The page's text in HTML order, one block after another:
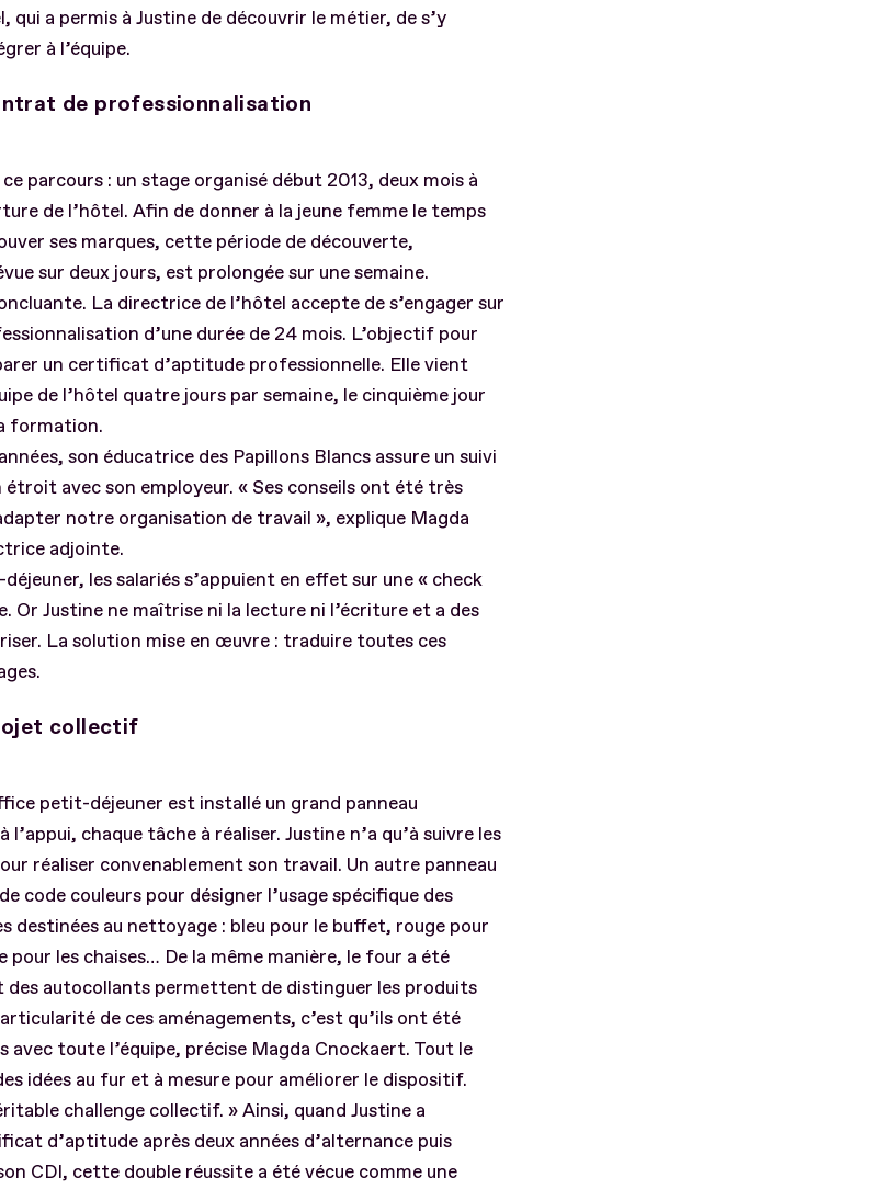
qui a permis à Justine de découvrir le métier, de s’y
à l’équipe.
de professionnalisation
parcours : un stage organisé début 2013, deux mois à
de l’hôtel. Afin de donner à la jeune femme le temps
ses marques, cette période de découverte,
sur deux jours, est prolongée sur une semaine.
La directrice de l’hôtel accepte de s’engager sur
d’une durée de 24 mois. L’objectif pour
un certificat d’aptitude professionnelle. Elle vient
de l’hôtel quatre jours par semaine, le cinquième jour
formation.
son éducatrice des Papillons Blancs assure un suivi
avec son employeur. « Ses conseils ont été très
notre organisation de travail », explique Magda
adjointe.
les salariés s’appuient en effet sur une « check
Or Justine ne maîtrise ni la lecture ni l’écriture et a des
La solution mise en œuvre : traduire toutes ces
collectif
petit-déjeuner est installé un grand panneau
chaque tâche à réaliser. Justine n’a qu’à suivre les
réaliser convenablement son travail. Un autre panneau
code couleurs pour désigner l’usage spécifique des
destinées au nettoyage : bleu pour le buffet, rouge pour
pour les chaises… De la même manière, le four a été
des autocollants permettent de distinguer les produits
de ces aménagements, c’est qu’ils ont été
avec toute l’équipe, précise Magda Cnockaert. Tout le
idées au fur et à mesure pour améliorer le dispositif.
challenge collectif. » Ainsi, quand Justine a
d’aptitude après deux années d’alternance puis
CDI, cette double réussite a été vécue comme une